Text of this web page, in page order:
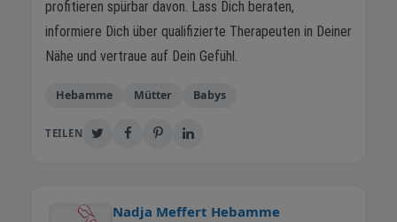
profitieren spürbar davon. Lass Dich beraten,
informiere Dich über qualifizierte Therapeuten in Deiner
Nähe und vertraue auf Dein Gefühl.
Hebamme Mütter Babys
TEILEN
Nadja Meffert Hebamme